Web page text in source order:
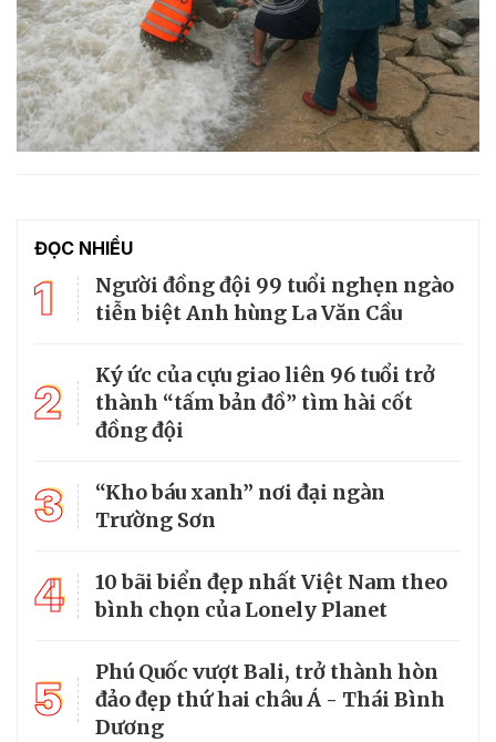
ĐỌC NHIỀU
1
Người đồng đội 99 tuổi nghẹn ngào
tiễn biệt Anh hùng La Văn Cầu
2
Ký ức của cựu giao liên 96 tuổi trở
thành “tấm bản đồ” tìm hài cốt
đồng đội
3
“Kho báu xanh” nơi đại ngàn
Trường Sơn
4
10 bãi biển đẹp nhất Việt Nam theo
bình chọn của Lonely Planet
5
Phú Quốc vượt Bali, trở thành hòn
đảo đẹp thứ hai châu Á - Thái Bình
Dương